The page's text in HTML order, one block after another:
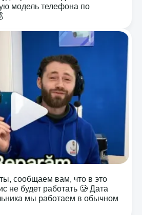
модель телефона по
сообщаем вам, что в это
не будет работать 🥲 Дата
мы работаем в обычном